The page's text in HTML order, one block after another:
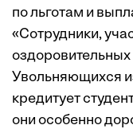
по льготам и
«Сотрудники,
оздоровительных
Увольняющихся
кредитует
они особенно